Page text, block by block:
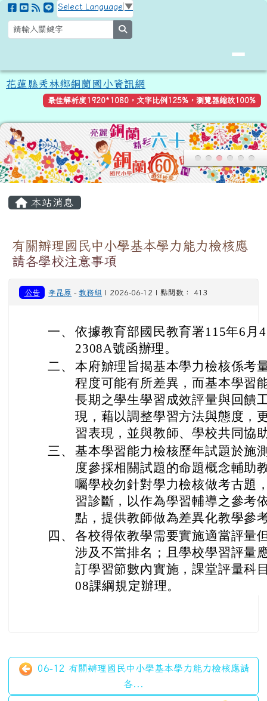
跳至主內容區
花蓮縣秀林鄉銅蘭國小資訊網
Select Language ▼
花蓮縣秀林鄉銅蘭國小資訊網
最佳解析度1920*1080，文字比例125%，瀏覽器縮放100%
本站消息
有關辧理國民中小學基本學力能力檢核應
請各學校注意事項
公告 李昆原 -教務組 | 2026-06-12 | 點閱數： 413
一、 依據教育部國民教育署115年6月
2308A號函辦理。
二、 本府辧理旨揭基本學力檢核係考
程度可能有所差異，而基本學習
長期之學生學習成效評量與回饋
現，藉以調整學習方法與態度，
習表現，並與教師、學校共同協
三、 基本學習能力檢核歷年試題於施
度參採相關試題的命題概念輔助
囑學校勿針對學力檢核做考古題
習診斷，以作為學習輔導之參考
點，提供教師做為差異化教學參
四、 各校得依教學需要實施適當評量
涉及不當排名；且學校學習評量
訂學習節數內實施，課堂評量科
08課綱規定辦理。
06-12 有關辧理國民中小學基本學力能力檢核應請
各...